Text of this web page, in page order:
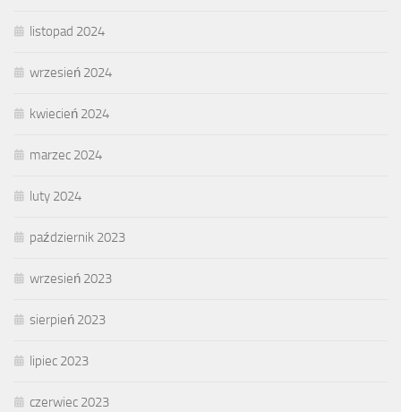
listopad 2024
wrzesień 2024
kwiecień 2024
marzec 2024
luty 2024
październik 2023
wrzesień 2023
sierpień 2023
lipiec 2023
czerwiec 2023